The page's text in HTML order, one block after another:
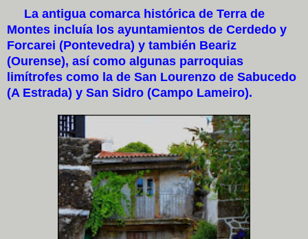
La antigua comarca histórica de Terra de
Montes incluía los ayuntamientos de Cerdedo y
Forcarei (Pontevedra) y también Beariz
(Ourense), así como algunas parroquias
limítrofes como la de San Lourenzo de Sabucedo
(A Estrada) y San Sidro (Campo Lameiro).